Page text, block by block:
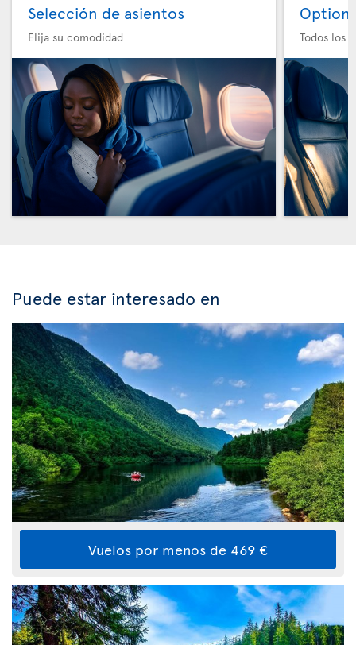
Selección de asientos
Elija su comodidad
Option
Todos los
Puede estar interesado en
Vuelos por menos de 469 €